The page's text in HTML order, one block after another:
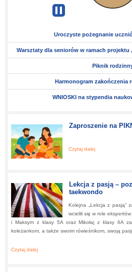
Pause
automatic
Uroczyste pożegnanie
Warsztaty dla seniorów w ramach projektu
Piknik
Harmonogram zakończenia
WNIOSKI na stypendia
Zaproszenie na
Czytaj dalej
Lekcja z pasją –
taekwondo
Kolejna „Lekcja z pasją”
wcielili się w role
i Maksym z klasy 5A oraz Mikołaj z klasy 6A
koleżankom, a także swoim rówieśnikom, swoją
Czytaj dalej